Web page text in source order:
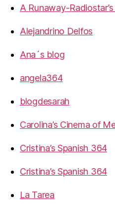
A Runaway-
Alejandrino Delfos
Ana´s blog
angela364
blogdesarah
Carolina’s Cinema of
Cristina’s Spanish 364
Cristina’s Spanish 364
La Tarea